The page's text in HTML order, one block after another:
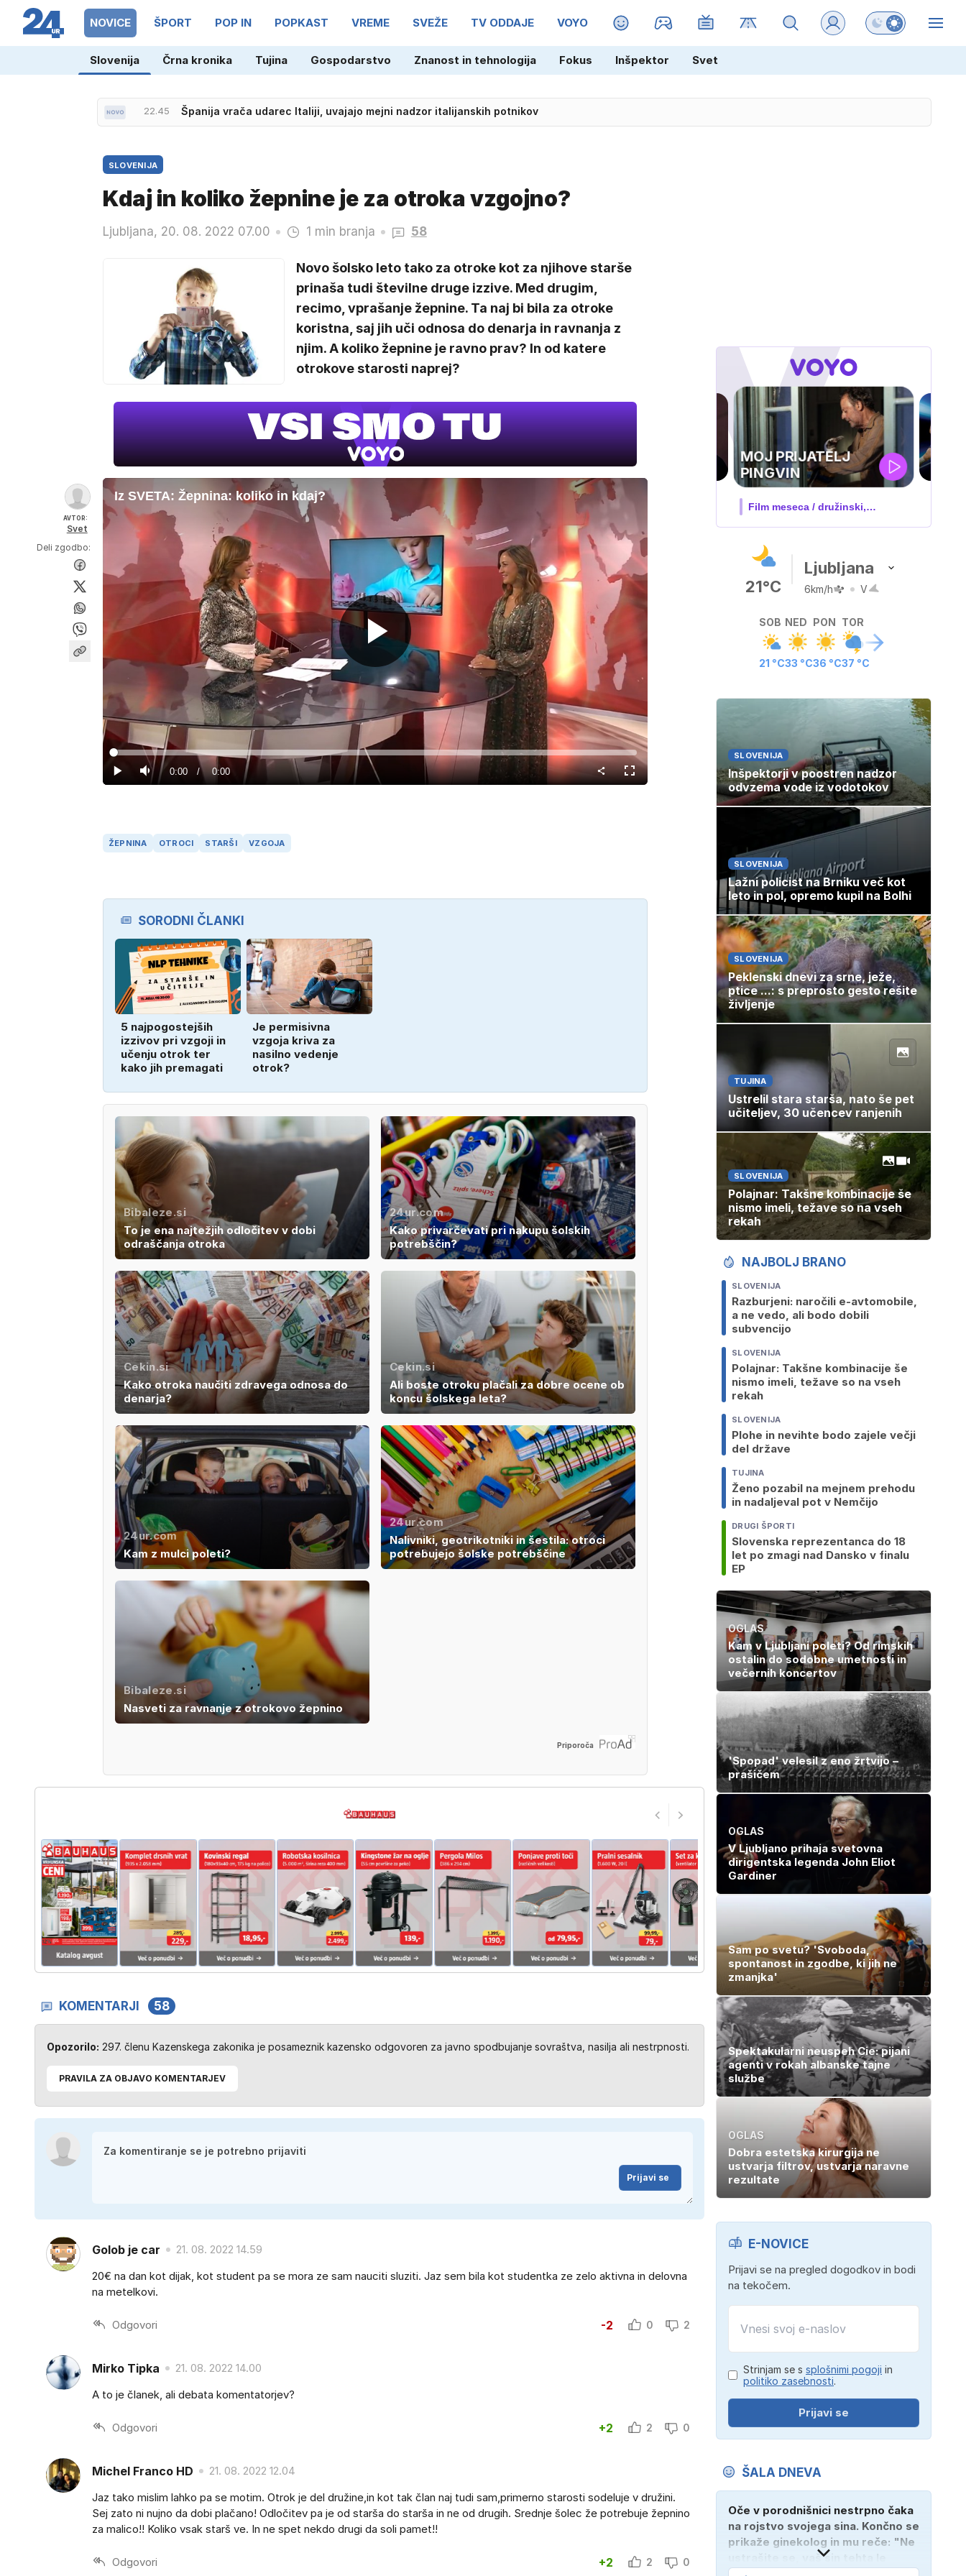
NOVICE ŠPORT POP IN POPKAST VREME SVEŽE TV ODDAJE VOYO MAGAZIN Preklopi barvni
Slovenija Črna kronika Tujina Gospodarstvo Znanost in tehnologija Fokus Inšpektor Svet
22.45 Španija vrača udarec Italiji, uvajajo mejni nadzor italijanskih potnikov
21.33 Donostia za nemškega filmskega ustvarjalca Wernerja Herzoga
SLOVENIJA
Kdaj in koliko žepnine je za otroka vzgojno?
Ljubljana, 20. 08. 2022 07.00 1 min branja 58
Novo šolsko leto tako za otroke kot za njihove starše
prinaša tudi številne druge izzive. Med drugim,
recimo, vprašanje žepnine. Ta naj bi bila za otroke
koristna, saj jih uči odnosa do denarja in ravnanja z
njim. A koliko žepnine je ravno prav? In od katere
otrokove starosti naprej?
AVTOR:
Svet
Deli zgodbo:
Iz SVETA: Žepnina: koliko in kdaj?
Predvajaj
PredvajajTiho Current
0:00 / Duration
0:00
Loaded:
0%
Celozaslonski
način
ŽEPNINA OTROCI STARŠI VZGOJA
SORODNI ČLANKI
5 najpogostejših
izzivov pri vzgoji in
učenju otrok ter
kako jih premagati
Je permisivna
vzgoja kriva za
nasilno vedenje
otrok?
Bibaleze.si
To je ena najtežjih odločitev v dobi
odraščanja otroka
24ur.com
Kako privarčevati pri nakupu šolskih
potrebščin?
Cekin.si
Kako otroka naučiti zdravega odnosa do
denarja?
Cekin.si
Ali boste otroku plačali za dobre ocene ob
koncu šolskega leta?
24ur.com
Kam z mulci poleti?
24ur.com
Nalivniki, geotrikotniki in šestila: otroci
potrebujejo šolske potrebščine
Bibaleze.si
Nasveti za ravnanje z otrokovo žepnino
Priporoča
KOMENTARJI 58
Opozorilo: 297. členu Kazenskega zakonika je posameznik kazensko odgovoren za javno spodbujanje sovraštva, nasilja ali nestrpnosti.
PRAVILA ZA OBJAVO KOMENTARJEV
Prijavi se
Golob je car
21. 08. 2022 14.59
20€ na dan kot dijak, kot student pa se mora ze sam nauciti sluziti. Jaz sem bila kot studentka ze zelo aktivna in delovna
na metelkovi.
Odgovori -2 0 2
Mirko Tipka
21. 08. 2022 14.00
A to je članek, ali debata komentatorjev?
Odgovori +2 2 0
Michel Franco HD
21. 08. 2022 12.04
Jaz tako mislim lahko pa se motim. Otrok je del družine,in kot tak član naj tudi sam,primerno starosti sodeluje v družini.
Sej zato ni nujno da dobi plačano! Odločitev pa je od starša do starša in ne od drugih. Srednje šolec že potrebuje žepnino
za malico!! Koliko vsak starš ve. In ne spet nekdo drugi da soli pamet!!
Odgovori +2 2 0
UEFA
SUPERPOKAL
V živo na VOYO: sreda ob 20.30
21°C
Ljubljana
6km/h V
SOB
21 °C
NED
33 °C
PON
36 °C
TOR
37 °C
SLOVENIJA
Inšpektorji v poostren nadzor
odvzema vode iz vodotokov
SLOVENIJA
Lažni policist na Brniku več kot
leto in pol, opremo kupil na Bolhi
SLOVENIJA
Peklenski dnevi za srne, ježe,
ptice ...: s preprosto gesto rešite
življenje
TUJINA
Ustrelil stara starša, nato še pet
učiteljev, 30 učencev ranjenih
SLOVENIJA
Polajnar: Takšne kombinacije še
nismo imeli, težave so na vseh
rekah
NAJBOLJ BRANO
SLOVENIJA
Razburjeni: naročili e-avtomobile,
a ne vedo, ali bodo dobili
subvencijo
SLOVENIJA
Polajnar: Takšne kombinacije še
nismo imeli, težave so na vseh
rekah
SLOVENIJA
Plohe in nevihte bodo zajele večji
del države
TUJINA
Ženo pozabil na mejnem prehodu
in nadaljeval pot v Nemčijo
DRUGI ŠPORTI
Slovenska reprezentanca do 18
let po zmagi nad Dansko v finalu
EP
OGLAS
Kam v Ljubljani poleti? Od rimskih
ostalin do sodobne umetnosti in
večernih koncertov
'Spopad' velesil z eno žrtvijo –
prašičem
OGLAS
V Ljubljano prihaja svetovna
dirigentska legenda John Eliot
Gardiner
Sam po svetu? 'Svoboda,
spontanost in zgodbe, ki jih ne
zmanjka'
Spektakularni neuspeh Cie: pijani
agenti v rokah albanske tajne
službe
OGLAS
Dobra estetska kirurgija ne
ustvarja filtrov, ustvarja naravne
rezultate
E-NOVICE
Prijavi se na pregled dogodkov in bodi
na tekočem.
Strinjam se s splošnimi pogoji in
politiko zasebnosti.
Prijavi se
ŠALA DNEVA
Oče v porodnišnici nestrpno čaka
na rojstvo svojega sina. Končno se
prikaže ginekolog in mu reče: "Ne
ustrašite se, vaš sin tehta le